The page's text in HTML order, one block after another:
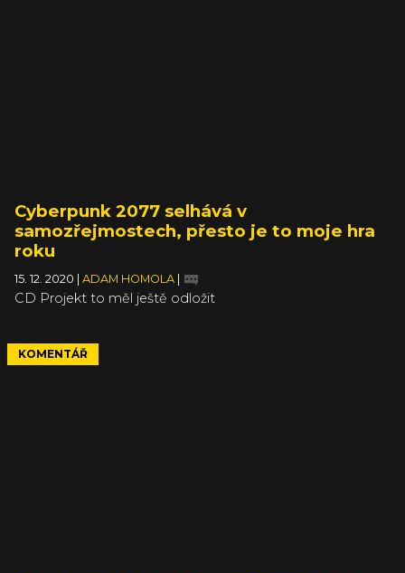
Cyberpunk 2077 selhává v
samozřejmostech, přesto je to moje hra
roku
15. 12. 2020 ADAM HOMOLA
CD Projekt to měl ještě odložit
KOMENTÁŘ